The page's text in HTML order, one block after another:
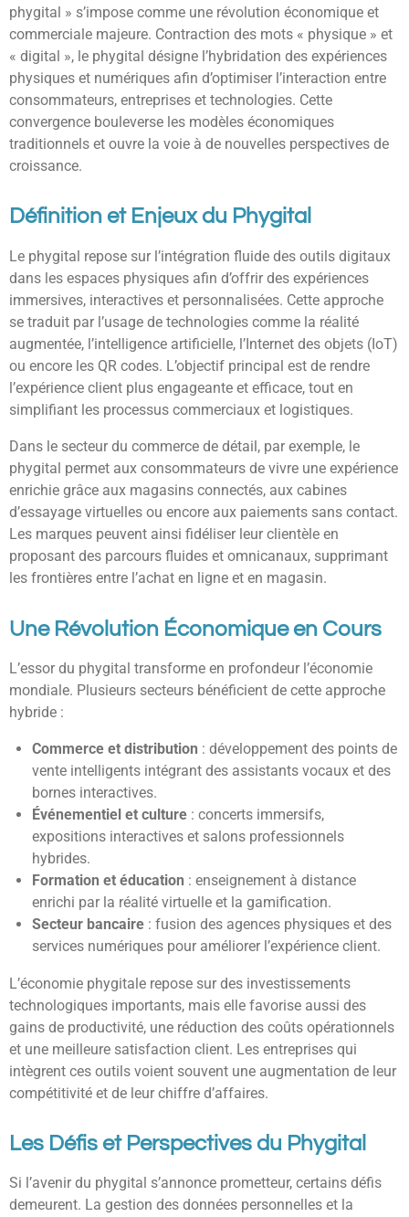
phygital » s’impose comme une révolution économique et
commerciale majeure. Contraction des mots « physique » et
« digital », le phygital désigne l’hybridation des expériences
physiques et numériques afin d’optimiser l’interaction entre
consommateurs, entreprises et technologies. Cette
convergence bouleverse les modèles économiques
traditionnels et ouvre la voie à de nouvelles perspectives de
croissance.
Définition et Enjeux du Phygital
Le phygital repose sur l’intégration fluide des outils digitaux
dans les espaces physiques afin d’offrir des expériences
immersives, interactives et personnalisées. Cette approche
se traduit par l’usage de technologies comme la réalité
augmentée, l’intelligence artificielle, l’Internet des objets (IoT)
ou encore les QR codes. L’objectif principal est de rendre
l’expérience client plus engageante et efficace, tout en
simplifiant les processus commerciaux et logistiques.
Dans le secteur du commerce de détail, par exemple, le
phygital permet aux consommateurs de vivre une expérience
enrichie grâce aux magasins connectés, aux cabines
d’essayage virtuelles ou encore aux paiements sans contact.
Les marques peuvent ainsi fidéliser leur clientèle en
proposant des parcours fluides et omnicanaux, supprimant
les frontières entre l’achat en ligne et en magasin.
Une Révolution Économique en Cours
L’essor du phygital transforme en profondeur l’économie
mondiale. Plusieurs secteurs bénéficient de cette approche
hybride :
Commerce et distribution : développement des points de
vente intelligents intégrant des assistants vocaux et des
bornes interactives.
Événementiel et culture: concerts immersifs,
expositions interactives et salons professionnels
hybrides.
Formation et éducation : enseignement à distance
enrichi par la réalité virtuelle et la gamification.
Secteur bancaire: fusion des agences physiques et des
services numériques pour améliorer l’expérience client.
L’économie phygitale repose sur des investissements
technologiques importants, mais elle favorise aussi des
gains de productivité, une réduction des coûts opérationnels
et une meilleure satisfaction client. Les entreprises qui
intègrent ces outils voient souvent une augmentation de leur
compétitivité et de leur chiffre d’affaires.
Les Défis et Perspectives du Phygital
Si l’avenir du phygital s’annonce prometteur, certains défis
demeurent. La gestion des données personnelles et la